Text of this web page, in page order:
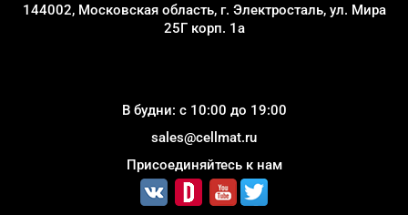
144002, Московская область, г. Электросталь, ул. Мира
25Г корп. 1а
В будни: с 10:00 до 19:00
sales@cellmat.ru
Присоединяйтесь к нам